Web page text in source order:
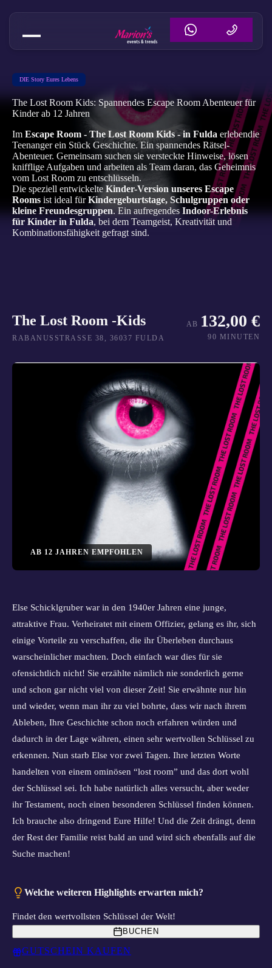
DIE Story Eures Lebens
The Lost Room Kids: Spannendes Escape Room Abenteuer für
Kinder ab 12 Jahren
Im Escape Room - The Lost Room Kids - in Fulda erlebendie
Teenanger ein Stück Geschichte. Ein spannendes Rätsel-
Abenteuer. Gemeinsam suchen sie versteckte Hinweise, lösen
knifflige Aufgaben und arbeiten als Team daran, das Geheimnis
vom Lost Room zu entschlüsseln.
Die speziell entwickelte Kinder-Version unseres Escape
Rooms ist ideal fürKindergeburtstage, Schulgruppen oder
kleine Freundesgruppen. Ein aufregendes Indoor-Erlebnis
für Kinder in Fulda, bei dem Teamgeist, Kreativität und
Kombinationsfähigkeit gefragt sind.
The Lost Room -Kids
RABANUSSTRASSE 38, 36037 FULDA
AB 132,00 €
90 MINUTEN
AB 12 JAHREN EMPFOHLEN
Else Schicklgruber war in den 1940er Jahren eine junge,
attraktive Frau. Verheiratet mit einem Offizier, gelang es ihr, sich
einige Vorteile zu verschaffen, die ihr Überleben durchaus
warscheinlicher machten. Doch einfach war dies für sie
ofensichtlich nicht! Sie erzählte nämlich nie sonderlich gerne
und schon gar nicht viel von dieser Zeit! Sie erwähnte nur hin
und wieder, wenn man ihr zu viel bohrte, dass wir nach ihrem
Ableben, Ihre Geschichte schon noch erfahren würden und
dadurch in der Lage währen, einen sehr wertvollen Schlüssel zu
erkennen. Nun starb Else vor zwei Tagen. Ihre letzten Worte
handelten von einem ominösen “lost room” und das dort wohl
der Schlüssel sei. Ich habe natürlich alles versucht, aber weder
ihr Testament, noch einen besonderen Schlüssel finden können.
Ich brauche also dringend Eure Hilfe! Und die Zeit drängt, denn
der Rest der Familie reist bald an und wird sich ebenfalls auf die
Suche machen!
Welche weiteren Highlights erwarten mich?
Findet den wertvollsten Schlüssel der Welt!
BUCHEN
GUTSCHEIN KAUFEN